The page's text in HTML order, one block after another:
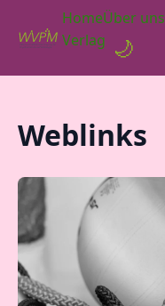
HomeÜber uns
Verlag 🌙
Weblinks